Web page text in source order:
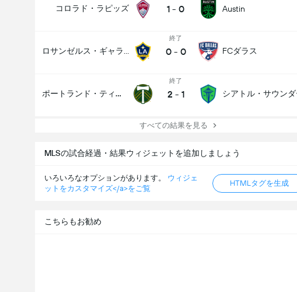
コロラド・ラピッズ 1 - 0 Austin
終了
0 - 0 FCダラス
ポートランド・ティンバーズ
終了
2 - 1
すべての結果を見る
MLSの試合経過・結果ウィジェットを追加しましょう
いろいろなオプションがあります。 ウィジェ
ットをカスタマイズ</a>をご覧
HTMLタグを生成
こちらもお勧め